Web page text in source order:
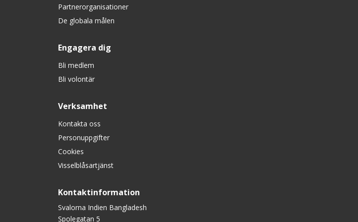
Partnerorganisationer
De globala målen
Engagera dig
Bli medlem
Bli volontär
Verksamhet
Kontakta oss
Personuppgifter
Cookies
Visselblåsartjänst
Kontaktinformation
Svalorna Indien Bangladesh
Spolegatan 5